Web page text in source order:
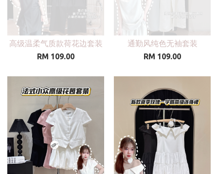
高级温柔气质款荷花边套装
RM 109.00
通勤风纯色无袖套装
RM 109.00